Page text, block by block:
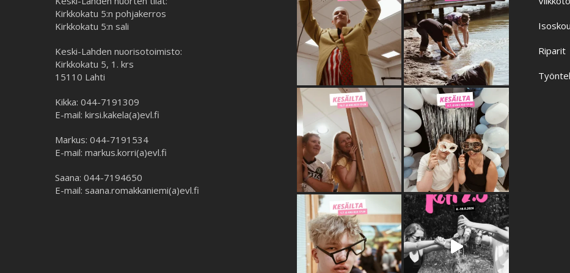
Kirkkokatu 5:n pohjakerros
Kirkkokatu 5:n sali
Keski-Lahden nuorisotoimisto:
Kirkkokatu 5, 1. krs
15110 Lahti
Kikka: 044-7191309
E-mail: kirsi.kakela(a)evl.fi
Markus: 044-7191534
E-mail: markus.korri(a)evl.fi
Saana: 044-7194650
E-mail: saana.romakkaniemi(a)evl.fi
Riparit